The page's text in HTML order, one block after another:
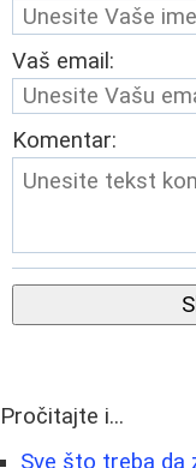
Vaš email:
Komentar:
Pročitajte i...
Sve što treba da